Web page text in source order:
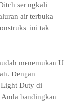
seringkali
air terbuka
ini tak
menemukan U
Dengan
Light Duty di
bandingkan